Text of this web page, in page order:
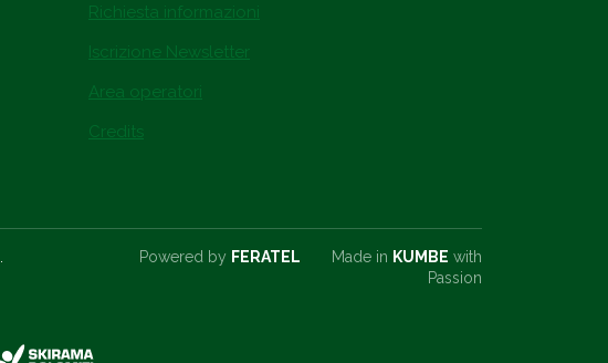
Richiesta informazioni
Iscrizione Newsletter
Area operatori
Credits
Powered by FERATEL Made in KUMBE with
Passion